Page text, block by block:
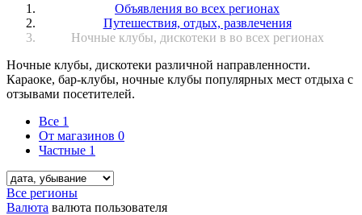
Объявления во всех регионах
Путешествия, отдых, развлечения
Ночные клубы, дискотеки в во всех регионах
Ночные клубы, дискотеки различной направленности.
Караоке, бар-клубы, ночные клубы популярных мест отдыха с
отзывами посетителей.
Все 1
От магазинов 0
Частные 1
Все регионы
Валюта валюта пользователя